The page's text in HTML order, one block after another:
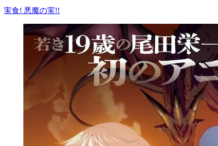
実食! 悪魔の実!!